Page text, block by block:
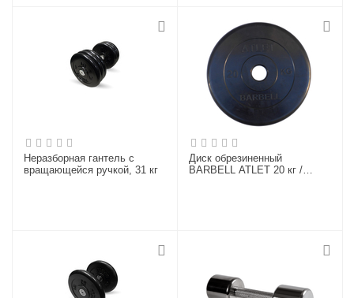
Неразборная гантель c
вращающейся ручкой, 31 кг
Диск обрезиненный
BARBELL ATLET 20 кг /